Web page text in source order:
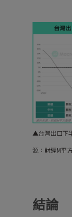
▲台灣出口下
源：財經M平
結論